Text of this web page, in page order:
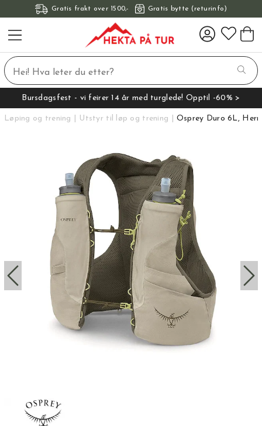
Gratis frakt over 1500,- Gratis bytte (returinfo)
Bursdagsfest - vi feirer 14 år med turglede! Opptil -60% >
Løping og trening Utstyr til løp og trening Osprey Duro 6L,